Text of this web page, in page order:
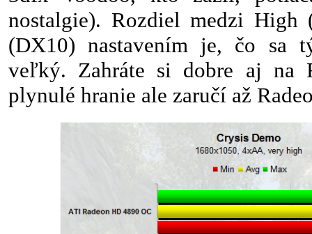
nostalgie). Rozdiel medzi
(DX10) nastavením je, čo sa
veľký. Zahráte si dobre aj na
plynulé hranie ale zaručí až